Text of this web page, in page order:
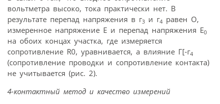
вольтметра высоко, тока практически нет. В
результате перепад напряжения в г3 и г4 равен О,
измеренное напряжение Е и перепад напряжения Е0
на обоих концах участка, где измеряется
сопротивление R0, уравнивается, а влияние Г[-г4
(сопротивление проводки и сопротивление контакта)
не учитывается (рис. 2).
4-контактный метод и качество измерений